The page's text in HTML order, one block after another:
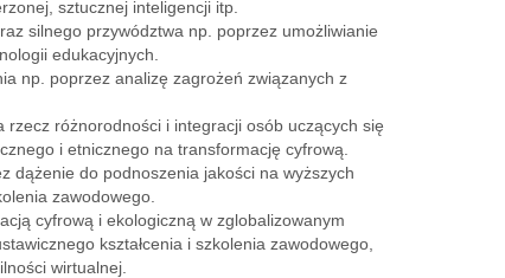
sztucznej inteligencji itp.
silnego przywództwa np. poprzez umożliwianie
edukacyjnych.
np. poprzez analizę zagrożeń związanych z
różnorodności i integracji osób uczących się
i etnicznego na transformację cyfrową.
dążenie do podnoszenia jakości na wyższych
zawodowego.
cyfrową i ekologiczną w zglobalizowanym
kształcenia i szkolenia zawodowego,
wirtualnej.